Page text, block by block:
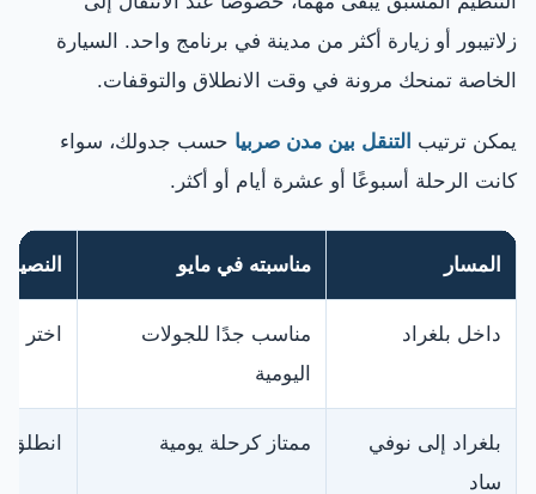
زلاتيبور أو زيارة أكثر من مدينة في برنامج واحد. السيارة
الخاصة تمنحك مرونة في وقت الانطلاق والتوقفات.
يمكن ترتيب التنقل بين مدن صربيا حسب جدولك، سواء
كانت الرحلة أسبوعًا أو عشرة أيام أو أكثر.
المسار مناسبته في مايو
داخل بلغراد
مناسب جدًا للجولات
اليومية
اختر
بلغراد إلى نوفي
ساد
ممتاز كرحلة يومية انطلق